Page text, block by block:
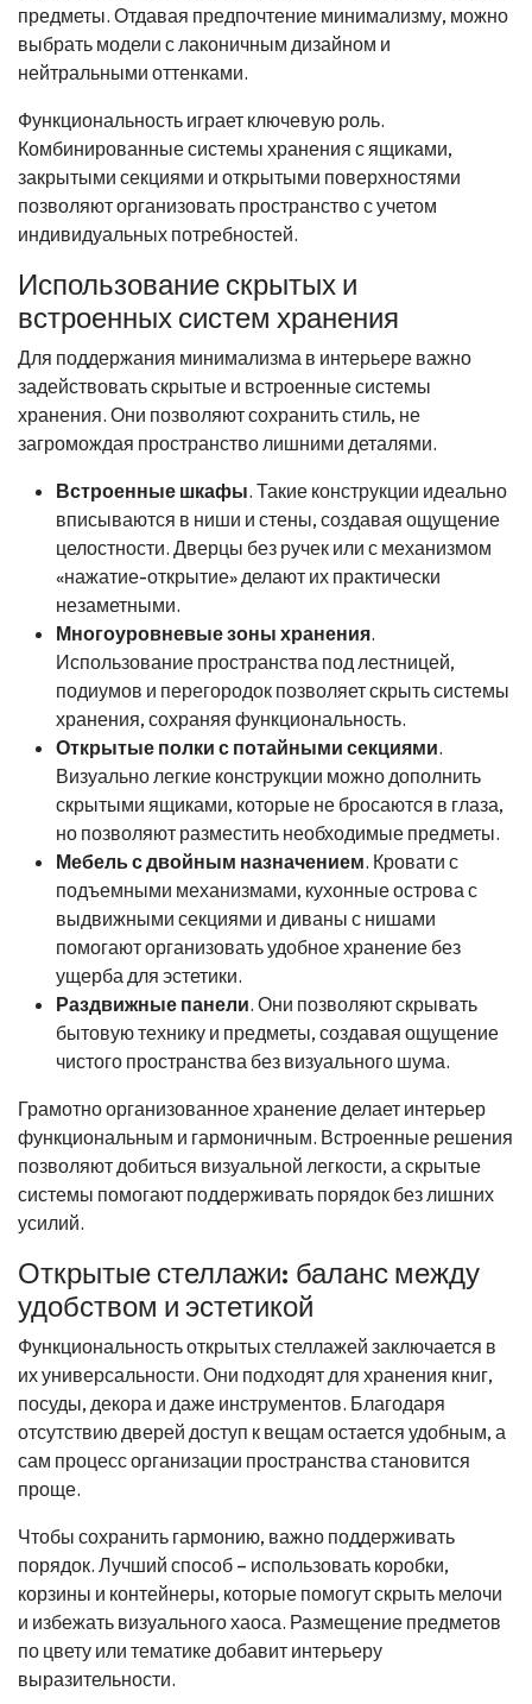
предметы. Отдавая предпочтение минимализму, можно
выбрать модели с лаконичным дизайном и
нейтральными оттенками.
Функциональность играет ключевую роль.
Комбинированные системы хранения с ящиками,
закрытыми секциями и открытыми поверхностями
позволяют организовать пространство с учетом
индивидуальных потребностей.
Использование скрытых и
встроенных систем хранения
Для поддержания минимализма в интерьере важно
задействовать скрытые и встроенные системы
хранения. Они позволяют сохранить стиль, не
загромождая пространство лишними деталями.
Встроенные шкафы. Такие конструкции идеально
вписываются в ниши и стены, создавая ощущение
целостности. Дверцы без ручек или с механизмом
«нажатие-открытие» делают их практически
незаметными.
Многоуровневые зоны хранения.
Использование пространства под лестницей,
подиумов и перегородок позволяет скрыть системы
хранения, сохраняя функциональность.
Открытые полки с потайными секциями.
Визуально легкие конструкции можно дополнить
скрытыми ящиками, которые не бросаются в глаза,
но позволяют разместить необходимые предметы.
Мебель с двойным назначением. Кровати с
подъемными механизмами, кухонные острова с
выдвижными секциями и диваны с нишами
помогают организовать удобное хранение без
ущерба для эстетики.
Раздвижные панели. Они позволяют скрывать
бытовую технику и предметы, создавая ощущение
чистого пространства без визуального шума.
Грамотно организованное хранение делает интерьер
функциональным и гармоничным. Встроенные решения
позволяют добиться визуальной легкости, а скрытые
системы помогают поддерживать порядок без лишних
усилий.
Открытые стеллажи: баланс между
удобством и эстетикой
Функциональность открытых стеллажей заключается в
их универсальности. Они подходят для хранения книг,
посуды, декора и даже инструментов. Благодаря
отсутствию дверей доступ к вещам остается удобным, а
сам процесс организации пространства становится
проще.
Чтобы сохранить гармонию, важно поддерживать
порядок. Лучший способ – использовать коробки,
корзины и контейнеры, которые помогут скрыть мелочи
и избежать визуального хаоса. Размещение предметов
по цвету или тематике добавит интерьеру
выразительности.